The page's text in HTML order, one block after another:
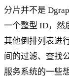
分片并不是
一个整型 ID，然
其他倒排列表进
间的过滤、查找
服务系统的一些